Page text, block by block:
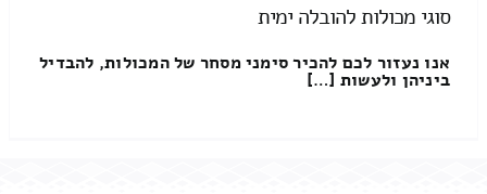
סוגי מכולות להובלה ימית
אנו נעזור לכם להכיר סימני מסחר של המכולות, להבדיל
ביניהן ולעשות […]